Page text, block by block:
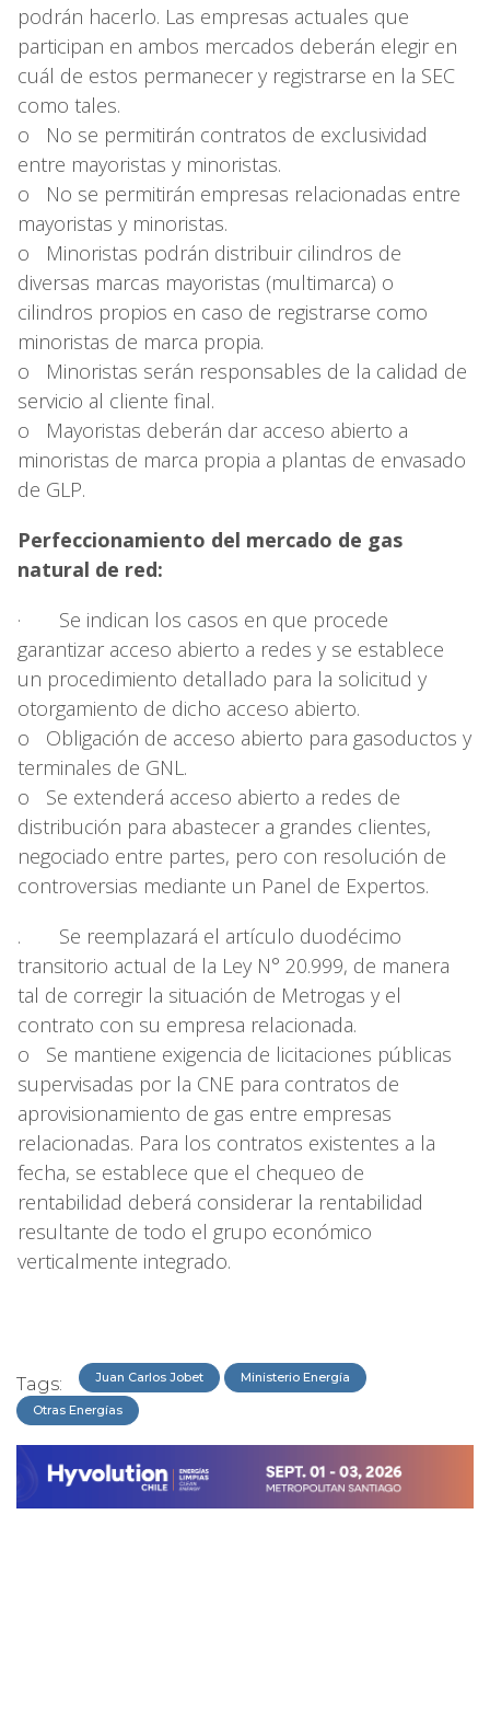
podrán hacerlo. Las empresas actuales que
participan en ambos mercados deberán elegir en
cuál de estos permanecer y registrarse en la SEC
como tales.
o No se permitirán contratos de exclusividad
entre mayoristas y minoristas.
o No se permitirán empresas relacionadas entre
mayoristas y minoristas.
o Minoristas podrán distribuir cilindros de
diversas marcas mayoristas (multimarca) o
cilindros propios en caso de registrarse como
minoristas de marca propia.
o Minoristas serán responsables de la calidad de
servicio al cliente final.
o Mayoristas deberán dar acceso abierto a
minoristas de marca propia a plantas de envasado
de GLP.
Perfeccionamiento del mercado de gas
natural de red:
· Se indican los casos en que procede
garantizar acceso abierto a redes y se establece
un procedimiento detallado para la solicitud y
otorgamiento de dicho acceso abierto.
o Obligación de acceso abierto para gasoductos y
terminales de GNL.
o Se extenderá acceso abierto a redes de
distribución para abastecer a grandes clientes,
negociado entre partes, pero con resolución de
controversias mediante un Panel de Expertos.
. Se reemplazará el artículo duodécimo
transitorio actual de la Ley N° 20.999, de manera
tal de corregir la situación de Metrogas y el
contrato con su empresa relacionada.
o Se mantiene exigencia de licitaciones públicas
supervisadas por la CNE para contratos de
aprovisionamiento de gas entre empresas
relacionadas. Para los contratos existentes a la
fecha, se establece que el chequeo de
rentabilidad deberá considerar la rentabilidad
resultante de todo el grupo económico
verticalmente integrado.
Tags: Juan Carlos Jobet Ministerio Energía
Otras Energías